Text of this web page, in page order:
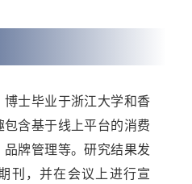
士毕业于浙江大学和香
含基于线上平台的消费
品牌管理等。研究结果发
刊，并在会议上进行宣